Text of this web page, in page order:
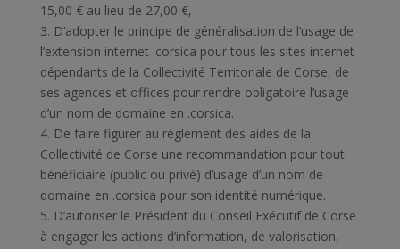
15,00 € au lieu de 27,00 €,
3. D’adopter le principe de généralisation de l’usage de
l’extension internet .corsica pour tous les sites internet
dépendants de la Collectivité Territoriale de Corse, de
ses agences et offices pour rendre obligatoire l’usage
d’un nom de domaine en .corsica.
4. De faire figurer au règlement des aides de la
Collectivité de Corse une recommandation pour tout
bénéficiaire (public ou privé) d’usage d’un nom de
domaine en .corsica pour son identité numérique.
5. D’autoriser le Président du Conseil Exécutif de Corse
à engager les actions d’information, de valorisation,